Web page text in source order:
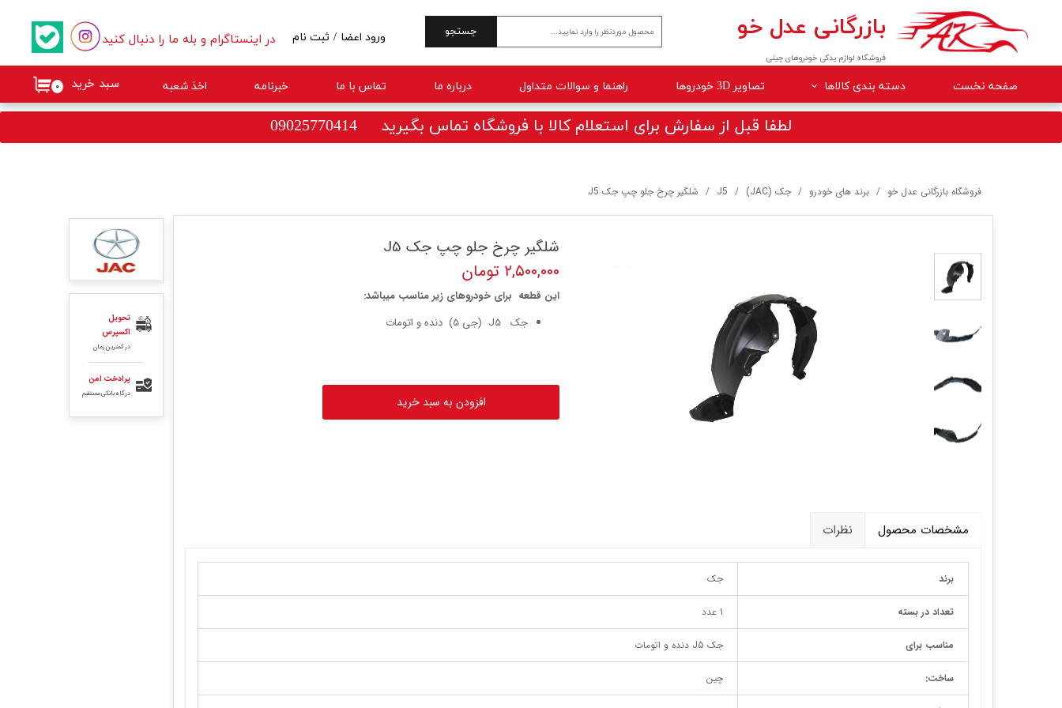
فروشگاه لوازم یدکی خودروهای چینی
بازرگانی عدل خو جستجو
صفحه نخست دسته بندی کالاها
برقی
لوازم مصرفی خودرو
قالپاق، رینگ و لاستیک
تصاویر 3D خودروها راهنما و سوالات متداول درباره ما تماس با ما خبرنامه اخذ شعبه ۰ سبد خرید
در اینستاگرام و بله ما را دنبال کنید ورود اعضا / ثبت نام
تغییر گذر واژه
سفارشات
فروشگاه بازرگانی عدل خو برند های خودرو جک (JAC) J5 شلگیر چرخ جلو چپ جک J5
شلگیر چرخ جلو چپ جک J5
۲,۵۰۰,۰۰۰ تومان
این قطعه برای خودروهای زیر مناسب میباشد:
جک J5 (جی 5) دنده و اتومات
افزودن به سبد خرید
مشخصات محصول نظرات
برند جک
تعداد در بسته 1 عدد
مناسب برای جک J5 دنده و اتومات
ساخت: چین
تحویل
اکسپرس
در کمترین زمان
پرادخت امن
درگاه بانکی مستقیم
لطفا قبل از سفارش برای استعلام کالا با فروشگاه تماس بگیرید 09025770414